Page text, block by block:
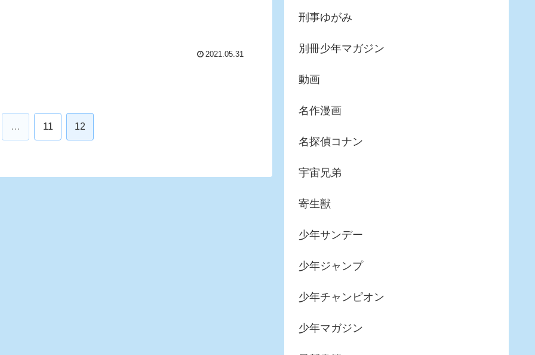
2021.05.31
… 11 12
刑事ゆがみ
別冊少年マガジン
動画
名作漫画
名探偵コナン
宇宙兄弟
寄生獣
少年サンデー
少年ジャンプ
少年チャンピオン
少年マガジン